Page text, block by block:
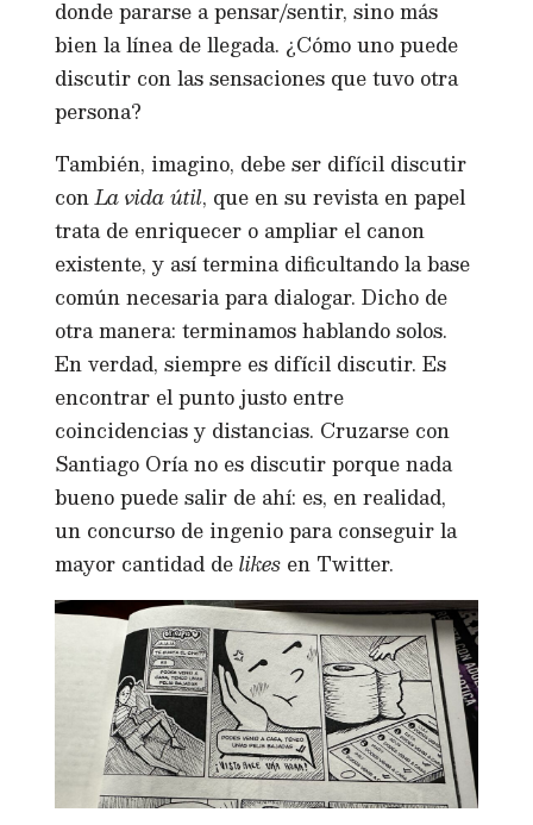
donde pararse a pensar/sentir, sino más
bien la línea de llegada. ¿Cómo uno puede
discutir con las sensaciones que tuvo otra
persona?
También, imagino, debe ser difícil discutir
conLa vida útil, que en su revista en papel
trata de enriquecer o ampliar el canon
existente, y así termina dificultando la base
común necesaria para dialogar. Dicho de
otra manera: terminamos hablando solos.
En verdad, siempre es difícil discutir. Es
encontrar el punto justo entre
coincidencias y distancias. Cruzarse con
Santiago Oría no es discutir porque nada
bueno puede salir de ahí: es, en realidad,
un concurso de ingenio para conseguir la
mayor cantidad delikes en Twitter.